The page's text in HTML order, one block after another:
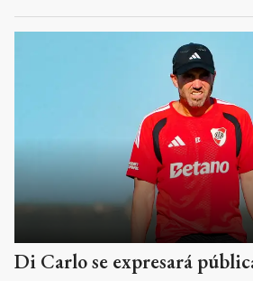
Di Carlo se expresará